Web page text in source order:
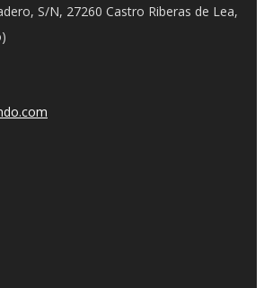
S/N, 27260 Castro Riberas de Lea,